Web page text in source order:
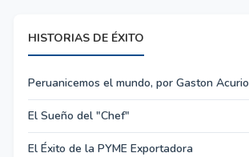
HISTORIAS DE ÉXITO
Peruanicemos el mundo, por Gaston Acurio
El Sueño del "Chef"
El Éxito de la PYME Exportadora